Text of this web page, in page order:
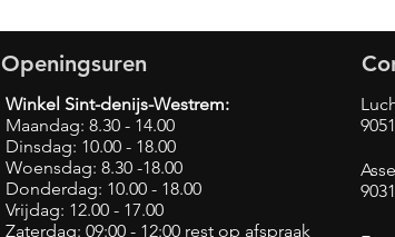
Openingsuren
Winkel Sint-denijs-Westrem:
Maandag: 8.30 - 14.00
Dinsdag: 10.00 - 18.00
Woensdag: 8.30 -18.00
Donderdag: 10.00 - 18.00
Vrijdag: 12.00 - 17.00
Zaterdag: 09:00 - 12:00 rest op afspraak